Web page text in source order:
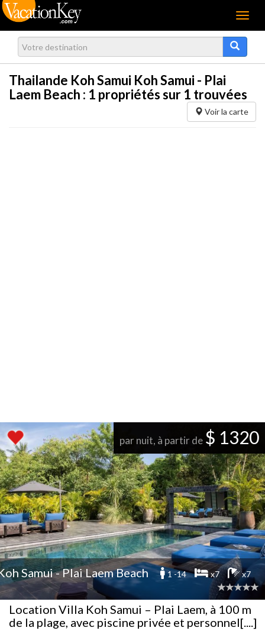
Menu
Thailande Koh Samui Koh Samui - Plai
Laem Beach : 1 propriétés sur 1 trouvées
Voir la carte
par nuit, à partir de $ 1320
Samui - Plai Laem Beach 1 -14 x7 x7
Location Villa Koh Samui – Plai Laem, à 100 m
de la plage, avec piscine privée et personnel[....]